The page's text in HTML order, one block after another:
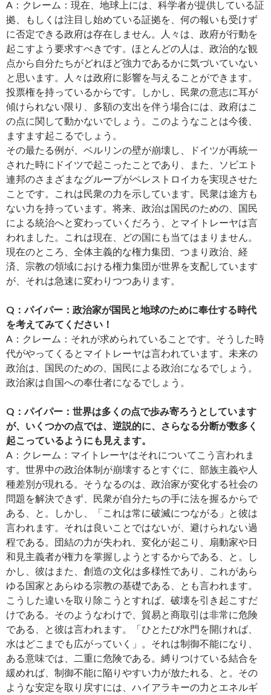
A：クレーム：現在、地球上には、科学者が提供している証
拠、もしくは注目し始めている証拠を、何の報いも受けず
に否定できる政府は存在しません。人々は、政府が行動を
起こすよう要求すべきです。ほとんどの人は、政治的な観
点から自分たちがどれほど強力であるかに気づいていない
と思います。人々は政府に影響を与えることができます。
投票権を持っているからです。しかし、民衆の意志に耳が
傾けられない限り、多額の支出を伴う場合には、政府はこ
の点に関して動かないでしょう。このようなことは今後、
ますます起こるでしょう。
その最たる例が、ベルリンの壁が崩壊し、ドイツが再統一
された時にドイツで起こったことであり、また、ソビエト
連邦のさまざまなグループがペレストロイカを実現させた
ことです。これは民衆の力を示しています。民衆は途方も
ない力を持っています。将来、政治は国民のための、国民
による統治へと変わっていくだろう、とマイトレーヤは言
われました。これは現在、どの国にも当てはまりません。
現在のところ、全体主義的な権力集団、つまり政治、経
済、宗教の領域における権力集団が世界を支配しています
が、それは急速に変わりつつあります。
Q：パイパー：政治家が国民と地球のために奉仕する時代
を考えてみてください！
A：クレーム：それが求められていることです。そうした時
代がやってくるとマイトレーヤは言われています。未来の
政治は、国民のための、国民による政治になるでしょう。
政治家は自国への奉仕者になるでしょう。
Q：パイパー：世界は多くの点で歩み寄ろうとしています
が、いくつかの点では、逆説的に、さらなる分断が数多く
起こっているようにも見えます。
A：クレーム：マイトレーヤはそれについてこう言われま
す。世界中の政治体制が崩壊するとすぐに、部族主義や人
種差別が現れる。そうなるのは、政治家が変化する社会の
問題を解決できず、民衆が自分たちの手に法を握るからで
ある、と。しかし、「これは常に破滅につながる」と彼は
言われます。それは良いことではないが、避けられない過
程である。団結の力が失われ、変化が起こり、扇動家や日
和見主義者が権力を掌握しようとするからである、と。し
かし、彼はまた、創造の文化は多様性であり、これがあら
ゆる国家とあらゆる宗教の基礎である、とも言われます。
こうした違いを取り除こうとすれば、破壊を引き起こすだ
けである。そのようなわけで、貿易と商取引は非常に危険
である、と彼は言われます。「ひとたび水門を開ければ、
水はどこまでも広がっていく」。それは制御不能になり、
ある意味では、二重に危険である。縛りつけている結合を
緩めれば、制御不能に陥りやすい力が放たれる、と。その
ような安定を取り戻すには、ハイアラキーの力とエネルギ